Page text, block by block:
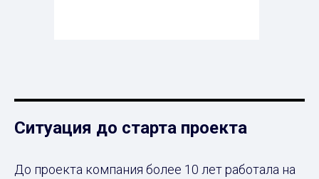
Ситуация до старта проекта
До проекта компания более 10 лет работала на